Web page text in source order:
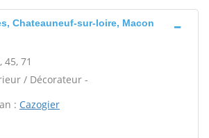
Chateauneuf-sur-loire, Macon
71
/ Décorateur -
: Cazogier